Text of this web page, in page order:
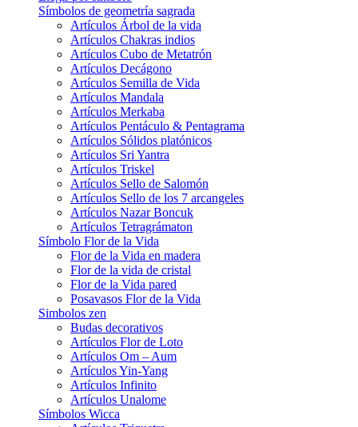
Símbolos de geometría sagrada
Artículos Árbol de la vida
Artículos Chakras indios
Artículos Cubo de Metatrón
Artículos Decágono
Artículos Semilla de Vida
Artículos Mandala
Artículos Merkaba
Artículos Pentáculo & Pentagrama
Artículos Sólidos platónicos
Artículos Sri Yantra
Artículos Triskel
Artículos Sello de Salomón
Artículos Sello de los 7 arcangeles
Artículos Nazar Boncuk
Artículos Tetragrámaton
Símbolo Flor de la Vida
Flor de la Vida en madera
Flor de la vida de cristal
Flor de la Vida pared
Posavasos Flor de la Vida
Simbolos zen
Budas decorativos
Artículos Flor de Loto
Artículos Om – Aum
Artículos Yin-Yang
Artículos Infinito
Artículos Unalome
Símbolos Wicca